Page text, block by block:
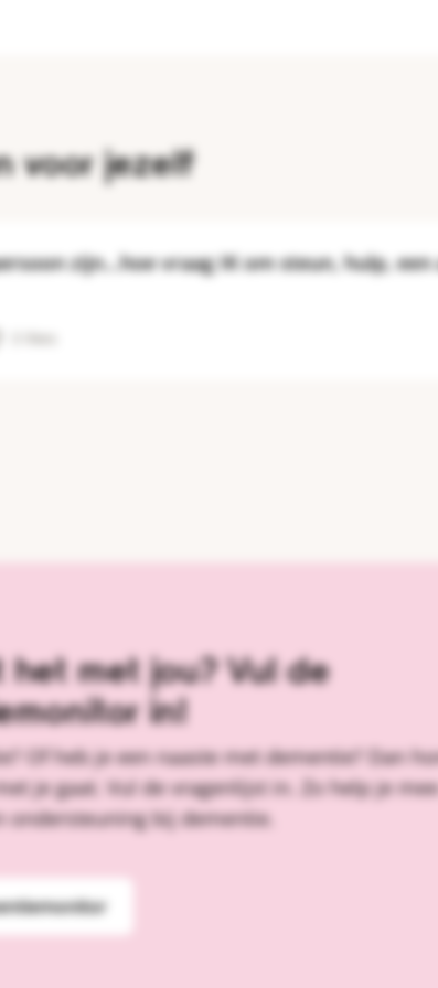
voor jezelf
zijn...hoe vraag IK om steun, hulp,
het met jou? Vul de
in!
Of heb je een naaste met dementie? Dan
je gaat. Vul de vragenlijst in. Zo help je
ondersteuning bij dementie.